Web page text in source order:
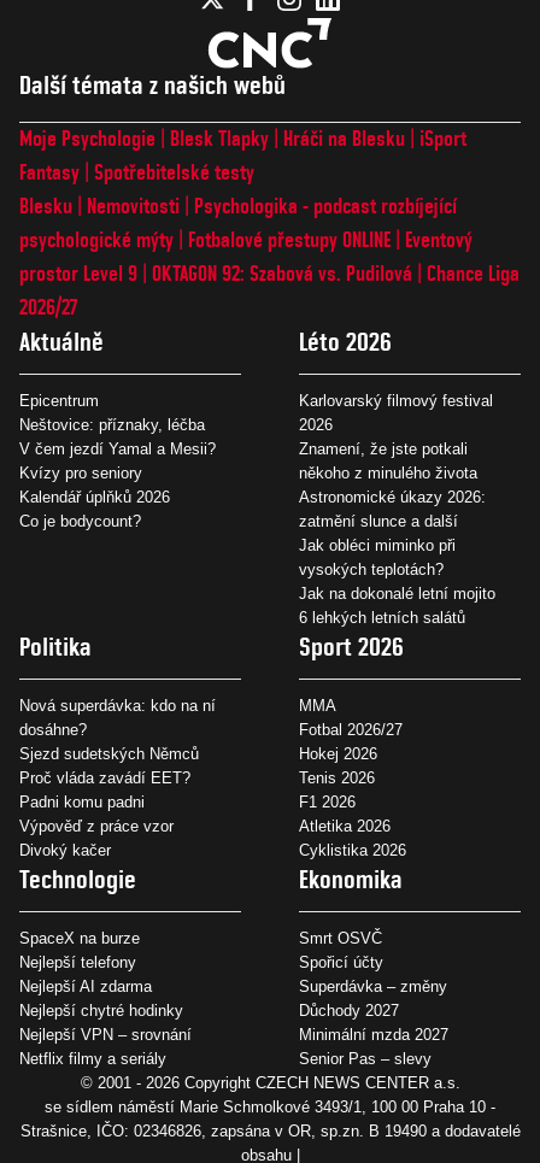
Další témata z našich webů
Moje Psychologie Blesk Tlapky Hráči na Blesku
iSport
Fantasy Spotřebitelské testy
Blesku
Nemovitosti
Psychologika - podcast rozbíjející
psychologické mýty
Fotbalové přestupy ONLINE
Eventový
prostor Level 9 OKTAGON 92: Szabová vs. Pudilová
Chance Liga
2026/27
Aktuálně
Epicentrum
Neštovice: příznaky, léčba
V čem jezdí Yamal a Mesii?
Kvízy pro seniory
Kalendář úplňků 2026
Co je bodycount?
Léto 2026
Karlovarský filmový festival
2026
Znamení, že jste potkali
někoho z minulého života
Astronomické úkazy 2026:
zatmění slunce a další
Jak obléci miminko při
vysokých teplotách?
Jak na dokonalé letní mojito
6 lehkých letních salátů
Politika
Nová superdávka: kdo na ní
dosáhne?
Sjezd sudetských Němců
Proč vláda zavádí EET?
Padni komu padni
Výpověď z práce vzor
Divoký kačer
Sport 2026
MMA
Fotbal 2026/27
Hokej 2026
Tenis 2026
F1 2026
Atletika 2026
Cyklistika 2026
Technologie
SpaceX na burze
Nejlepší telefony
Nejlepší AI zdarma
Nejlepší chytré hodinky
Nejlepší VPN – srovnání
Netflix filmy a seriály
Ekonomika
Smrt OSVČ
Spořicí účty
Superdávka – změny
Důchody 2027
Minimální mzda 2027
Senior Pas – slevy
© 2001 - 2026 Copyright CZECH NEWS CENTER a.s.
se sídlem náměstí Marie Schmolkové 3493/1, 100 00 Praha 10 -
Strašnice, IČO: 02346826, zapsána v OR, sp.zn. B 19490 a dodavatelé
obsahu